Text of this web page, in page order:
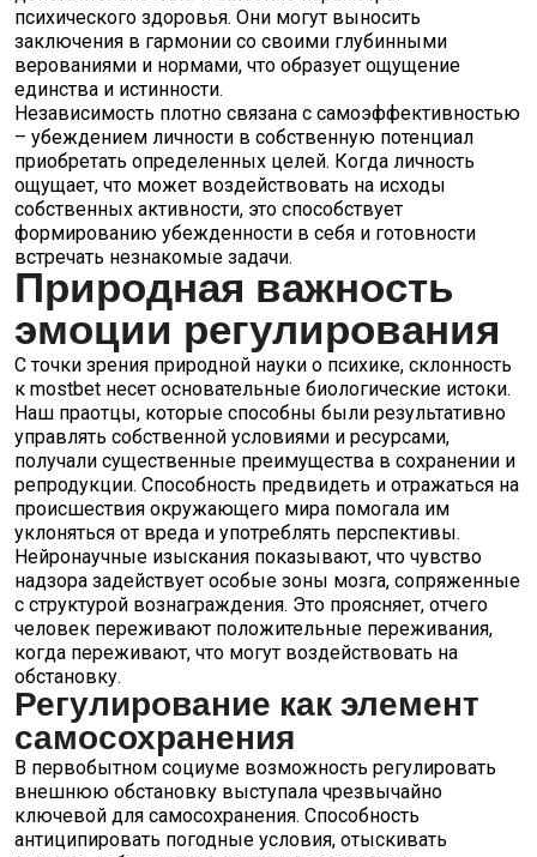
психического здоровья. Они могут выносить
заключения в гармонии со своими глубинными
верованиями и нормами, что образует ощущение
единства и истинности.
Независимость плотно связана с самоэффективностью
– убеждением личности в собственную потенциал
приобретать определенных целей. Когда личность
ощущает, что может воздействовать на исходы
собственных активности, это способствует
формированию убежденности в себя и готовности
встречать незнакомые задачи.
Природная важность
эмоции регулирования
С точки зрения природной науки о психике, склонность
к mostbet несет основательные биологические истоки.
Наш праотцы, которые способны были результативно
управлять собственной условиями и ресурсами,
получали существенные преимущества в сохранении и
репродукции. Способность предвидеть и отражаться на
происшествия окружающего мира помогала им
уклоняться от вреда и употреблять перспективы.
Нейронаучные изыскания показывают, что чувство
надзора задействует особые зоны мозга, сопряженные
с структурой вознаграждения. Это проясняет, отчего
человек переживают положительные переживания,
когда переживают, что могут воздействовать на
обстановку.
Регулирование как элемент
самосохранения
В первобытном социуме возможность регулировать
внешнюю обстановку выступала чрезвычайно
ключевой для самосохранения. Способность
антиципировать погодные условия, отыскивать